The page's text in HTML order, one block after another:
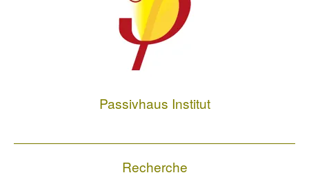
Passivhaus Institut
Recherche